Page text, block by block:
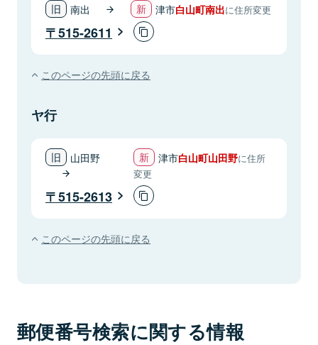
南出 津市白山町南出に住所変更
515-2611
このページの先頭に戻る
ヤ行
山田野 津市白山町山田野に住所
変更
515-2613
このページの先頭に戻る
郵便番号検索に関する情報